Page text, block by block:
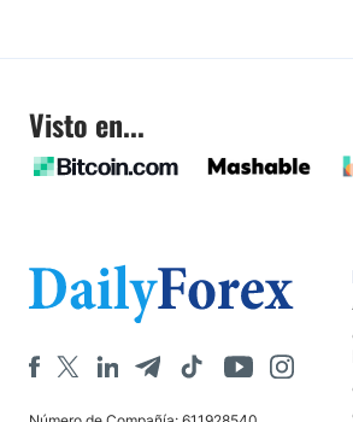
Visto en...